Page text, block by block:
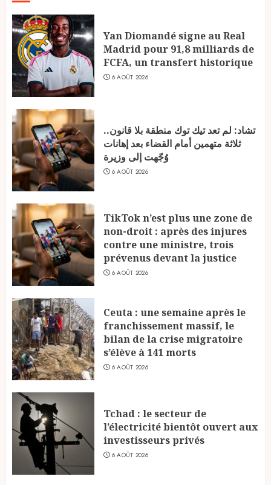
Yan Diomandé signe au Real
Madrid pour 91,8 milliards de
FCFA, un transfert historique
6 AOÛT 2026
تشاد: لم تعد تيك توك منطقة بلا قانون..
ثلاثة متهمين أمام القضاء بعد إهانات
وُجّهت إلى وزيرة
6 AOÛT 2026
TikTok n’est plus une zone de
non-droit : après des injures
contre une ministre, trois
prévenus devant la justice
6 AOÛT 2026
Ceuta : une semaine après le
franchissement massif, le
bilan de la crise migratoire
s’élève à 141 morts
6 AOÛT 2026
Tchad : le secteur de
l’électricité bientôt ouvert aux
investisseurs privés
6 AOÛT 2026